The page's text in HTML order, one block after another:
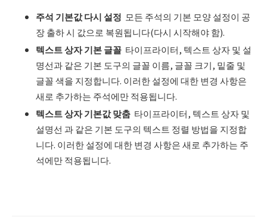
주석 기본값 다시 설정 모든 주석의 기본 모양 설정이 공
장 출하 시 값으로 복원됩니다(다시 시작해야 함).
텍스트 상자 기본 글꼴 타이프라이터, 텍스트 상자 및 설
명선과 같은 기본 도구의 글꼴 이름, 글꼴 크기, 밑줄 및
글꼴 색을 지정합니다. 이러한 설정에 대한 변경 사항은
새로 추가하는 주석에만 적용됩니다.
텍스트 상자 기본값 맞춤 타이프라이터, 텍스트 상자 및
설명선 과 같은 기본 도구의 텍스트 정렬 방법을 지정합
니다. 이러한 설정에 대한 변경 사항은 새로 추가하는 주
석에만 적용됩니다.